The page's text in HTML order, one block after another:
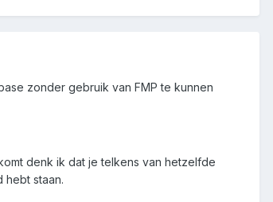
zonder gebruik van FMP te kunnen
denk ik dat je telkens van hetzelfde
hebt staan.